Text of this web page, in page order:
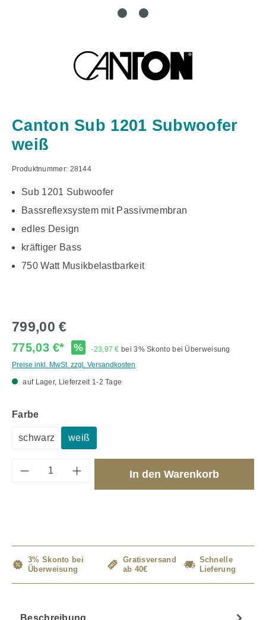
Canton Sub 1201 Subwoofer
weiß
Produktnummer: 28144
Sub 1201 Subwoofer
Bassreflexsystem mit Passivmembran
edles Design
kräftiger Bass
750 Watt Musikbelastbarkeit
799,00 €
775,03 €* % -23,97 € bei 3% Skonto bei Überweisung
Preise inkl. MwSt. zzgl. Versandkosten
auf Lager, Lieferzeit 1-2 Tage
Farbeauswählen
schwarz weiß
Produkt Anzahl: Gib den gewünschten
In den Warenkorb
3% Skonto bei
Überweisung
Gratisversand
ab 40€
Schnelle
Lieferung
Beschreibung